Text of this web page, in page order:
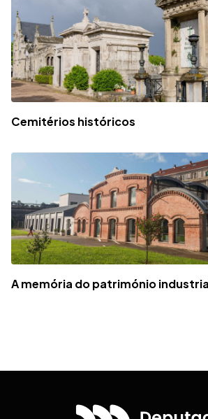
Cemitérios históricos
A memória do património